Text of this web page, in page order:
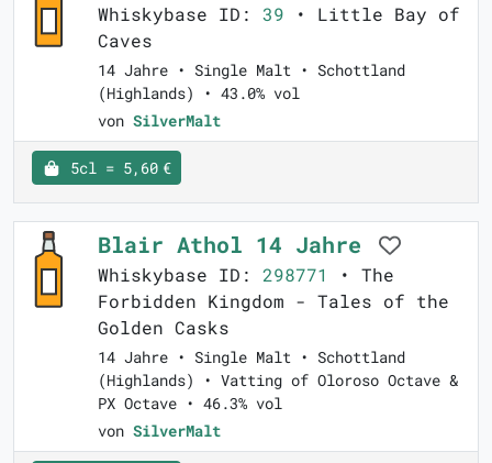
Whiskybase ID: 39 • Little Bay of
Caves
14 Jahre • Single Malt • Schottland
(Highlands) • 43.0% vol
von SilverMalt
5cl = 5,60 €
Blair Athol 14 Jahre
Whiskybase ID: 298771
• The
Forbidden Kingdom - Tales of the
Golden Casks
14 Jahre • Single Malt • Schottland
(Highlands) • Vatting of Oloroso Octave &
PX Octave • 46.3% vol
von SilverMalt